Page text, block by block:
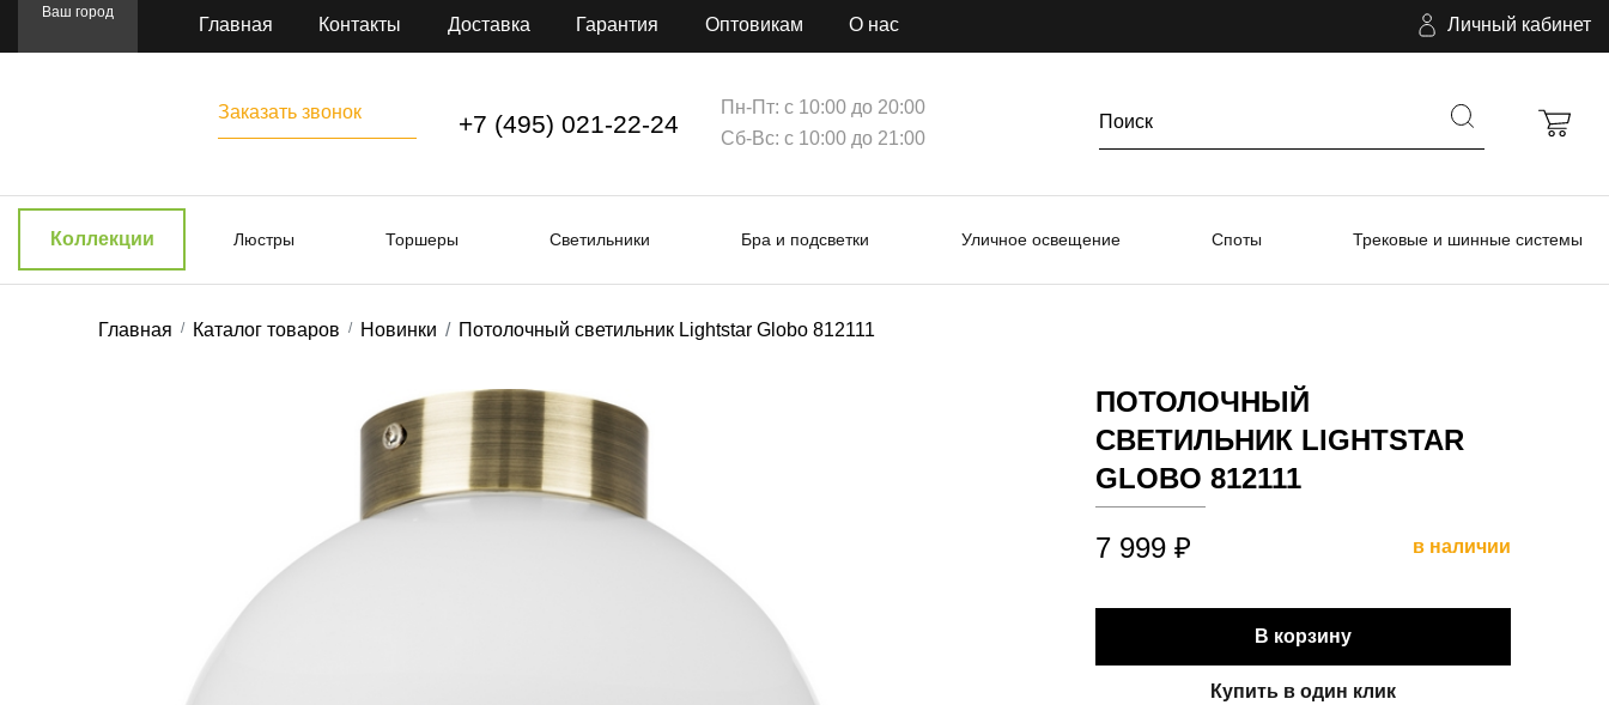
Ваш город
Главная Контакты Доставка Гарантия Оптовикам О нас Личный кабинет
Заказать звонок +7 (495) 021-22-24
Пн-Пт: с 10:00 до 20:00
Сб-Вс: с 10:00 до 21:00
Коллекции Люстры Торшеры Светильники Бра и подсветки Уличное освещение Споты Трековые и шинные системы
Главная Каталог товаров Новинки Потолочный светильник Lightstar Globo 812111
ПОТОЛОЧНЫЙ
СВЕТИЛЬНИК LIGHTSTAR
GLOBO 812111
7 999 ₽ в наличии
В корзину
Купить в один клик